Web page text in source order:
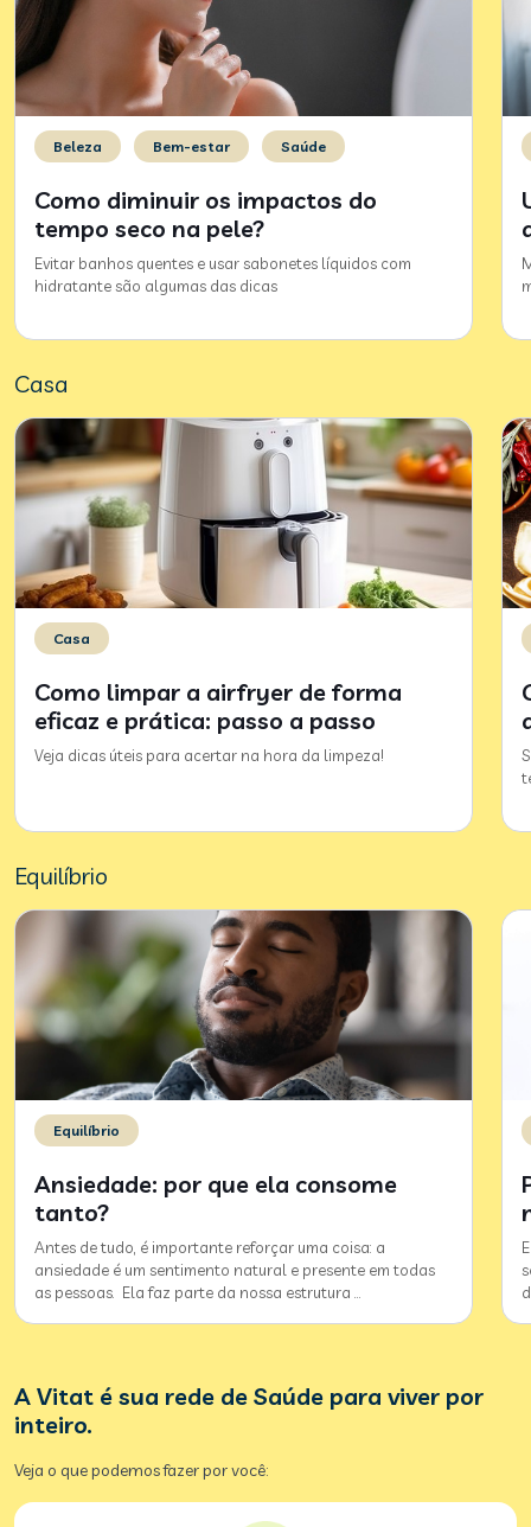
Beleza Bem-estar Saúde
Como diminuir os impactos do
tempo seco na pele?
Evitar banhos quentes e usar sabonetes líquidos com
hidratante são algumas das dicas
Casa
Casa
Como limpar a airfryer de forma
eficaz e prática: passo a passo
Veja dicas úteis para acertar na hora da limpeza!
Equilíbrio
Equilíbrio
Ansiedade: por que ela consome
tanto?
Antes de tudo, é importante reforçar uma coisa: a
ansiedade é um sentimento natural e presente em todas
as pessoas. Ela faz parte da nossa estrutura
A Vitat é sua rede de Saúde para viver por
inteiro.
Veja o que podemos fazer por você: